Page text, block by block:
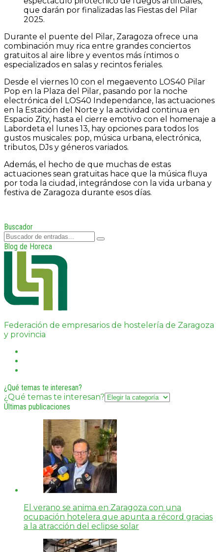
que darán por finalizadas las Fiestas del Pilar
2025.
Durante el puente del Pilar, Zaragoza ofrece una
combinación muy rica entre grandes conciertos
gratuitos al aire libre y eventos más íntimos o
especializados en salas y recintos feriales.
Desde el viernes 10 con el megaevento LOS40 Pilar
Pop en la Plaza del Pilar, pasando por la noche
electrónica del LOS40 Independance, las actuaciones
en la Estación del Norte y la actividad continua en
Espacio Zity, hasta el cierre emotivo con el homenaje a
Labordeta el lunes 13, hay opciones para todos los
gustos musicales: pop, música urbana, electrónica,
tributos, DJs y géneros variados.
Además, el hecho de que muchas de estas
actuaciones sean gratuitas hace que la música fluya
por toda la ciudad, integrándose con la vida urbana y
festiva de Zaragoza durante esos días.
Buscador
Blog de Horeca
Federación de empresarios de hostelería de Zaragoza
y provincia
¿Qué temas te interesan?
¿Qué temas te interesan?
Últimas publicaciones
El verano se anima en Zaragoza con una
ocupación hotelera que apunta a récord gracias
a la atracción del eclipse solar